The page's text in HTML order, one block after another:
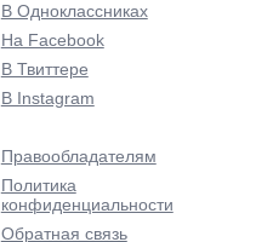
В Одноклассниках
На Facebook
В Твиттере
В Instagram
Правообладателям
Политика
конфиденциальности
Обратная связь